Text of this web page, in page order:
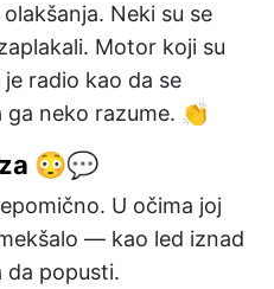
Neki su se
Motor koji su
je radio kao da se
ga neko razume. 👏
😳💬
U očima joj
— kao led iznad
da popusti.